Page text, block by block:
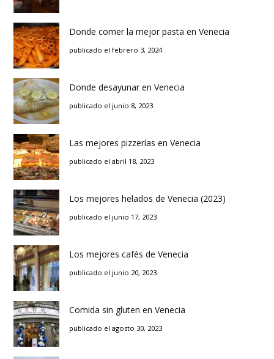
Donde comer la mejor pasta en Venecia
publicado el febrero 3, 2024
Donde desayunar en Venecia
publicado el junio 8, 2023
Las mejores pizzerías en Venecia
publicado el abril 18, 2023
Los mejores helados de Venecia (2023)
publicado el junio 17, 2023
Los mejores cafés de Venecia
publicado el junio 20, 2023
Comida sin gluten en Venecia
publicado el agosto 30, 2023